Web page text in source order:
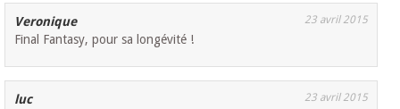
Veronique 23 avril 2015
Final Fantasy, pour sa longévité !
luc 23 avril 2015